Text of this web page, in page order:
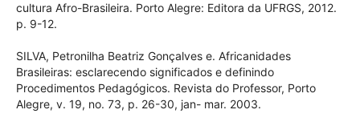
cultura Afro-Brasileira. Porto Alegre: Editora da UFRGS, 2012.
p. 9-12.
SILVA, Petronilha Beatriz Gonçalves e. Africanidades
Brasileiras: esclarecendo significados e definindo
Procedimentos Pedagógicos. Revista do Professor, Porto
Alegre, v. 19, no. 73, p. 26-30, jan- mar. 2003.